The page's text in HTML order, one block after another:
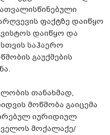
ფაქტზე დაიწყო
დაიწყო და
საჰაერო
გაუქმების
თანახმად,
მოწმობა გაიცემა
იურიდიულ
მოქალაქე/